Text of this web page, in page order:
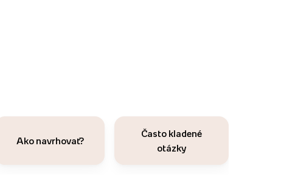
Ako navrhovať?
Často kladené
otázky